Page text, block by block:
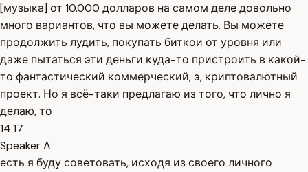
[музыка] от 10.000 долларов на самом деле довольно
много вариантов, что вы можете делать. Вы можете
продолжить лудить, покупать биткои от уровня или
даже пытаться эти деньги куда-то пристроить в какой-
то фантастический коммерческий, э, криптовалютный
проект. Но я всё-таки предлагаю из того, что лично я
делаю, то
14:17
Speaker A
есть я буду советовать, исходя из своего личного